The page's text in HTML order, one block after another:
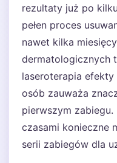
rezultaty już po
pełen proces
nawet kilka
dermatologicznych
laseroterapia
osób zauważa
pierwszym
czasami konieczne
serii zabiegów dla